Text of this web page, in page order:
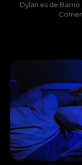
Dylan es de Barrio